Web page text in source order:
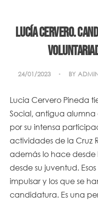
Lucía Cervero.
24/01/2023 BY
Lucia Cervero Pineda
Social, antigua
por su intensa
actividades de la Cruz
además lo hace desde
desde su juventud.
impulsar y los que se
candidatura. Es una